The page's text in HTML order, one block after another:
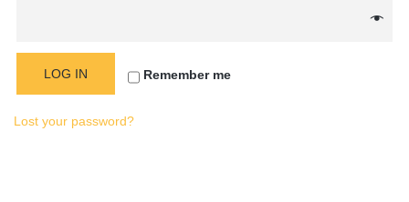
Remember me
LOG IN
Lost your password?